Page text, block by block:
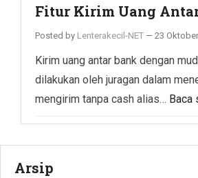
Fitur Kirim Uang
Posted by Lenterakecil-NET — 23
Kirim uang antar bank dengan
dilakukan oleh juragan dalam
mengirim tanpa cash alias… Baca
Arsip